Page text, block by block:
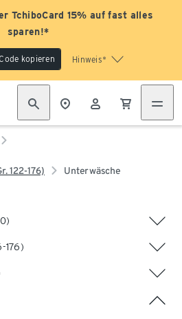
TchiboCard 15% auf fast alles
sparen!*
kopieren Hinweis*
122-176) Unterwäsche
176)